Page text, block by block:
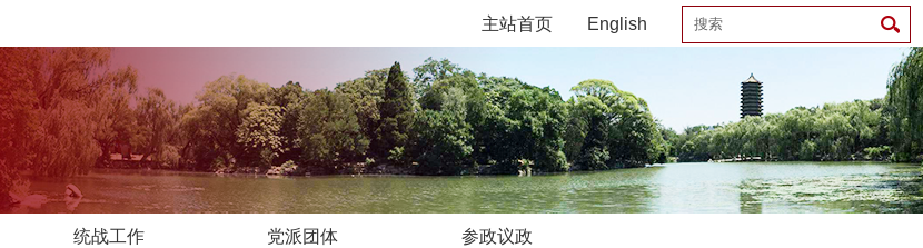
主站首页 English
统战工作 党派团体 参政议政